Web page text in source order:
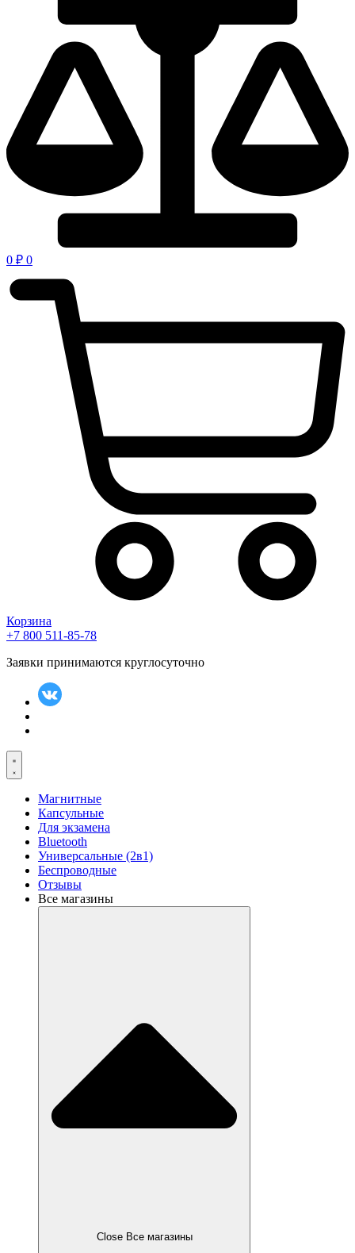
0 ₽ 0
Корзина
+7 800 511-85-78
Заявки принимаются круглосуточно
Магнитные
Капсульные
Для экзамена
Bluetooth
Универсальные (2в1)
Беспроводные
Отзывы
Все магазины
Close Все магазины